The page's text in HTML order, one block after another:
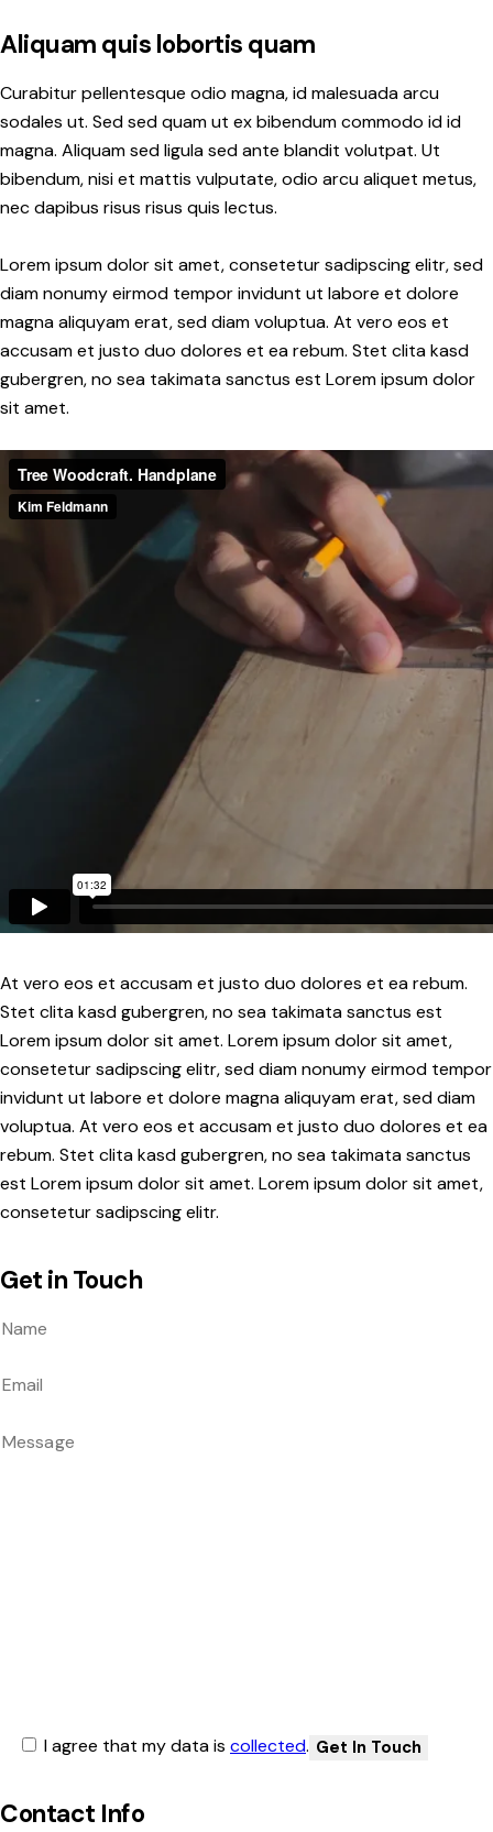
Aliquam quis lobortis quam
Curabitur pellentesque odio magna, id malesuada arcu
sodales ut. Sed sed quam ut ex bibendum commodo id id
magna. Aliquam sed ligula sed ante blandit volutpat. Ut
bibendum, nisi et mattis vulputate, odio arcu aliquet metus,
nec dapibus risus risus quis lectus.
Lorem ipsum dolor sit amet, consetetur sadipscing elitr, sed
diam nonumy eirmod tempor invidunt ut labore et dolore
magna aliquyam erat, sed diam voluptua. At vero eos et
accusam et justo duo dolores et ea rebum. Stet clita kasd
gubergren, no sea takimata sanctus est Lorem ipsum dolor
sit amet.
At vero eos et accusam et justo duo dolores et ea rebum.
Stet clita kasd gubergren, no sea takimata sanctus est
Lorem ipsum dolor sit amet. Lorem ipsum dolor sit amet,
consetetur sadipscing elitr, sed diam nonumy eirmod tempor
invidunt ut labore et dolore magna aliquyam erat, sed diam
voluptua. At vero eos et accusam et justo duo dolores et ea
rebum. Stet clita kasd gubergren, no sea takimata sanctus
est Lorem ipsum dolor sit amet. Lorem ipsum dolor sit amet,
consetetur sadipscing elitr.
Get in Touch
I agree that my data is collected.
Contact Info